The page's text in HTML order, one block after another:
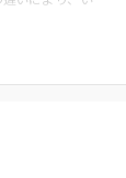
る日本語&#2